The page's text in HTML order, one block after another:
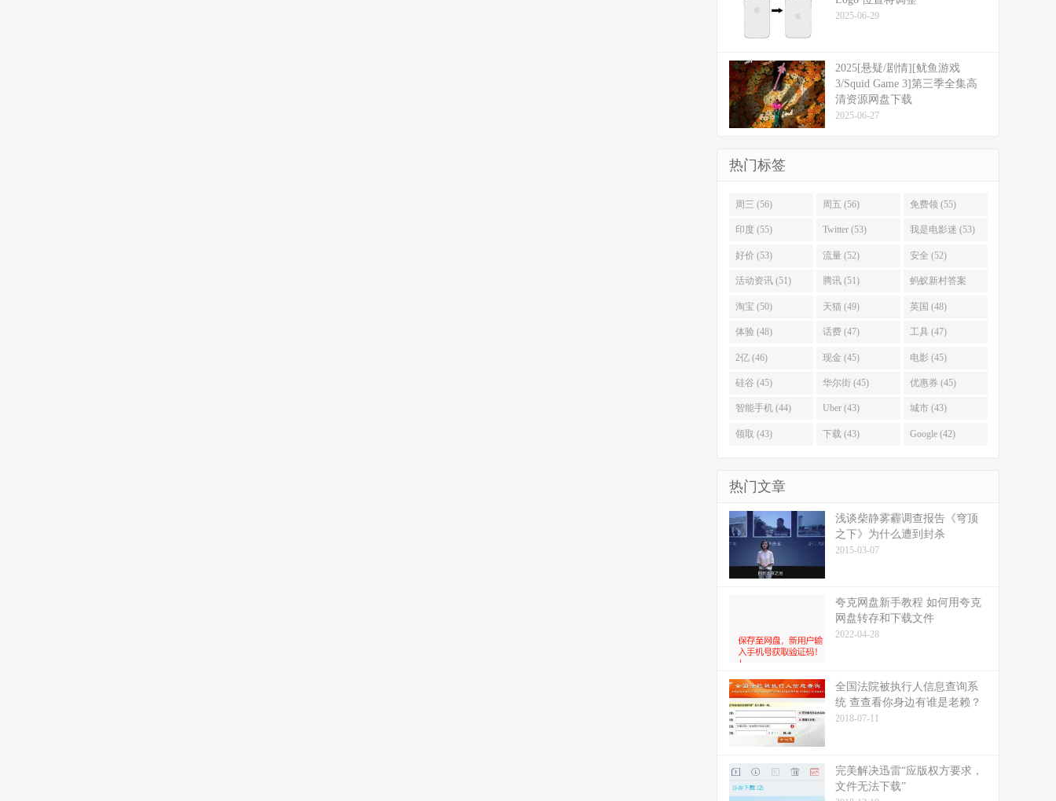
2025-06-29
2025[悬疑/剧情][鱿鱼游戏
3/Squid Game 3]第三季全集高
清资源网盘下载
2025-06-27
热门标签
周三 (56) 周五 (56) 免费领 (55)
印度 (55) Twitter (53) 我是电影迷 (53)
好价 (53) 流量 (52) 安全 (52)
活动资讯 (51) 腾讯 (51) 蚂蚁新村答案
(51)
淘宝 (50) 天猫 (49) 英国 (48)
体验 (48) 话费 (47) 工具 (47)
2亿 (46) 现金 (45) 电影 (45)
硅谷 (45) 华尔街 (45) 优惠券 (45)
智能手机 (44) Uber (43) 城市 (43)
领取 (43) 下载 (43) Google (42)
热门文章
浅谈柴静雾霾调查报告《穹顶
之下》为什么遭到封杀
2015-03-07
夸克网盘新手教程 如何用夸克
网盘转存和下载文件
2022-04-28
全国法院被执行人信息查询系
统 查查看你身边有谁是老赖？
2018-07-11
完美解决迅雷“应版权方要求，
文件无法下载”